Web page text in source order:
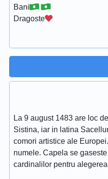
Bani
Dragoste
La 9 august 1483 are loc
Sistina, iar in latina
comori artistice ale
numele. Capela se
cardinalilor pentru